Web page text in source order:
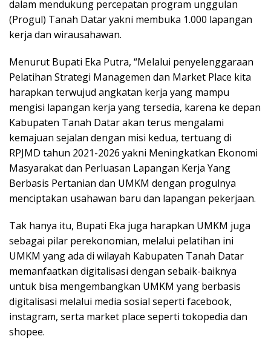
dalam mendukung percepatan program unggulan
(Progul) Tanah Datar yakni membuka 1.000 lapangan
kerja dan wirausahawan.
Menurut Bupati Eka Putra, “Melalui penyelenggaraan
Pelatihan Strategi Managemen dan Market Place kita
harapkan terwujud angkatan kerja yang mampu
mengisi lapangan kerja yang tersedia, karena ke depan
Kabupaten Tanah Datar akan terus mengalami
kemajuan sejalan dengan misi kedua, tertuang di
RPJMD tahun 2021-2026 yakni Meningkatkan Ekonomi
Masyarakat dan Perluasan Lapangan Kerja Yang
Berbasis Pertanian dan UMKM dengan progulnya
menciptakan usahawan baru dan lapangan pekerjaan.
Tak hanya itu, Bupati Eka juga harapkan UMKM juga
sebagai pilar perekonomian, melalui pelatihan ini
UMKM yang ada di wilayah Kabupaten Tanah Datar
memanfaatkan digitalisasi dengan sebaik-baiknya
untuk bisa mengembangkan UMKM yang berbasis
digitalisasi melalui media sosial seperti facebook,
instagram, serta market place seperti tokopedia dan
shopee.